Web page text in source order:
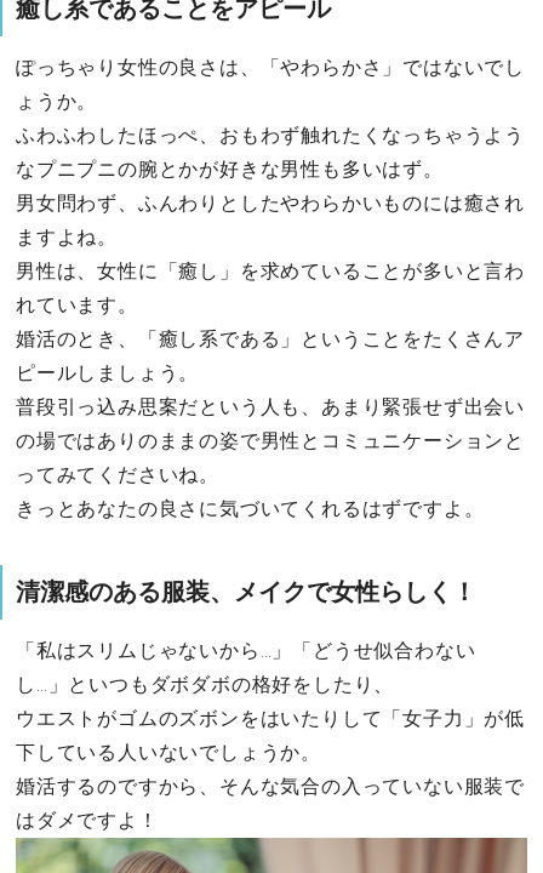
癒し系であることをアピール
ぽっちゃり女性の良さは、「やわらかさ」ではないでし
ょうか。
ふわふわしたほっぺ、おもわず触れたくなっちゃうよう
なプニプニの腕とかが好きな男性も多いはず。
男女問わず、ふんわりとしたやわらかいものには癒され
ますよね。
男性は、女性に「癒し」を求めていることが多いと言わ
れています。
婚活のとき、「癒し系である」ということをたくさんア
ピールしましょう。
普段引っ込み思案だという人も、あまり緊張せず出会い
の場ではありのままの姿で男性とコミュニケーションと
ってみてくださいね。
きっとあなたの良さに気づいてくれるはずですよ。
清潔感のある服装、メイクで女性らしく！
「私はスリムじゃないから…」「どうせ似合わない
し…」といつもダボダボの格好をしたり、
ウエストがゴムのズボンをはいたりして「女子力」が低
下している人いないでしょうか。
婚活するのですから、そんな気合の入っていない服装で
はダメですよ！